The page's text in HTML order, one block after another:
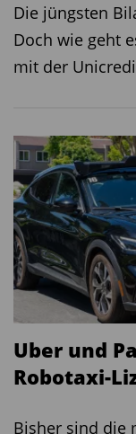
Die jüngsten
Doch wie geht
mit der
Uber und
Robotaxi-
Bisher sind die